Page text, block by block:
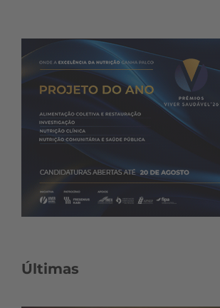
Últimas